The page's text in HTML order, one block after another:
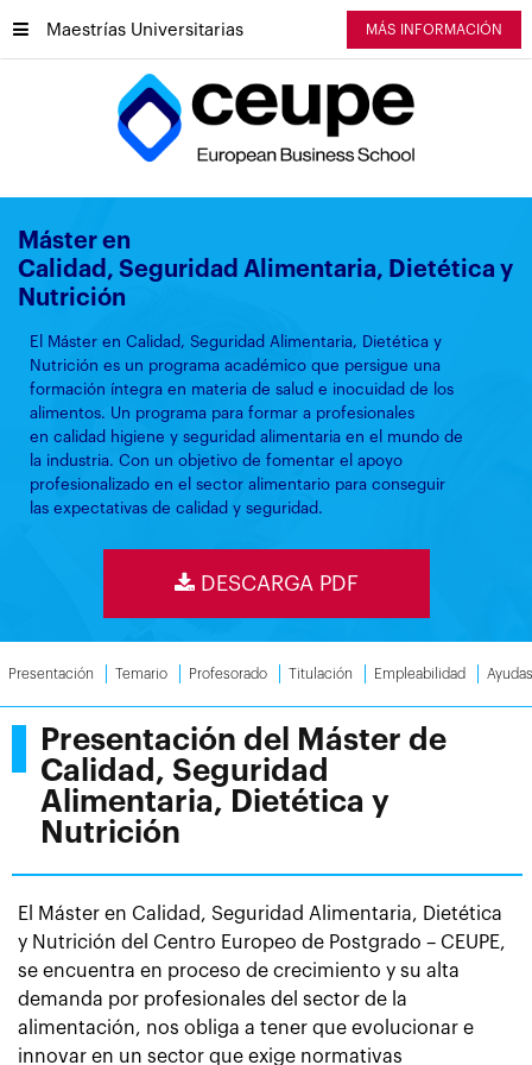
Maestrías Universitarias MÁS INFORMACIÓN
Máster en
Calidad, Seguridad Alimentaria, Dietética y
Nutrición
El Máster en Calidad, Seguridad Alimentaria, Dietética y
Nutrición es un programa académico que persigue una
formación íntegra en materia de salud e inocuidad de los
alimentos. Un programa para formar a profesionales
en calidad higiene y seguridad alimentaria en el mundo de
la industria. Con un objetivo de fomentar el apoyo
profesionalizado en el sector alimentario para conseguir
las expectativas de calidad y seguridad.
DESCARGA PDF
Presentación Temario Profesorado Titulación Empleabilidad Ayudas
Presentación del Máster de
Calidad, Seguridad
Alimentaria, Dietética y
Nutrición
El Máster en Calidad, Seguridad Alimentaria, Dietética
y Nutrición del Centro Europeo de Postgrado – CEUPE,
se encuentra en proceso de crecimiento y su alta
demanda por profesionales del sector de la
alimentación, nos obliga a tener que evolucionar e
innovar en un sector que exige normativas